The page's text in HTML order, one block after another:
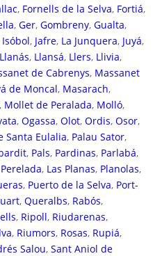
, Fornells de la Selva, Fortiá,
, Ger, Gombreny, Gualta,
Isóbol, Jafre, La Junquera, Juyá,
Llanás, Llansá, Llers, Llivia,
de Cabrenys, Massanet
de Moncal, Masarach,
, Mollet de Peralada, Molló,
, Ogassa, Olot, Ordis, Osor,
Santa Eulalia, Palau Sator,
, Pals, Pardinas, Parlabá,
Perelada, Las Planas, Planolas,
, Puerto de la Selva, Port-
, Queralbs, Rabós,
, Ripoll, Riudarenas,
, Riumors, Rosas, Rupiá,
Salou, Sant Aniol de